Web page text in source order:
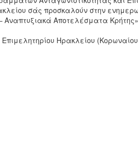
σάς προσκαλούν στην
Αναπτυξιακά Αποτελέσματα
Ηρακλείου